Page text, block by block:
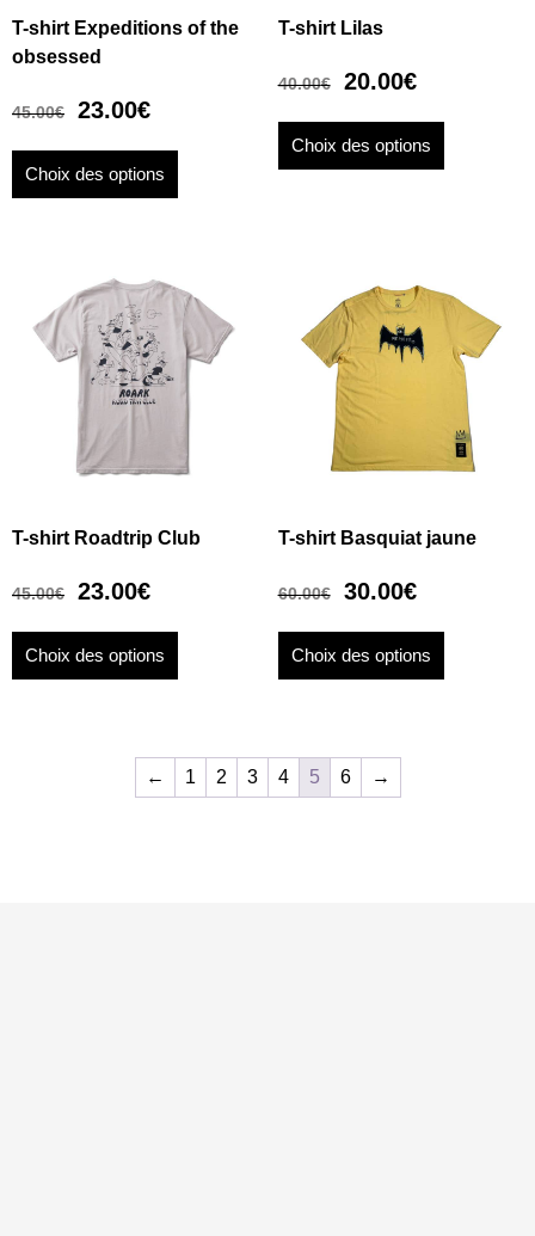
T-shirt Expeditions of the
obsessed
45.00€ 23.00€
Choix des options
T-shirt Lilas
40.00€ 20.00€
Choix des options
T-shirt Roadtrip Club
45.00€ 23.00€
Choix des options
T-shirt Basquiat jaune
60.00€ 30.00€
Choix des options
← 1 2 3 4 5 6 →